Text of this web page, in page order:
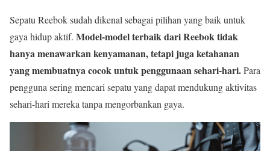
Sepatu Reebok sudah dikenal sebagai pilihan yang baik untuk
gaya hidup aktif. Model-model terbaik dari Reebok tidak
hanya menawarkan kenyamanan, tetapi juga ketahanan
yang membuatnya cocok untuk penggunaan sehari-hari.Para
pengguna sering mencari sepatu yang dapat mendukung aktivitas
sehari-hari mereka tanpa mengorbankan gaya.